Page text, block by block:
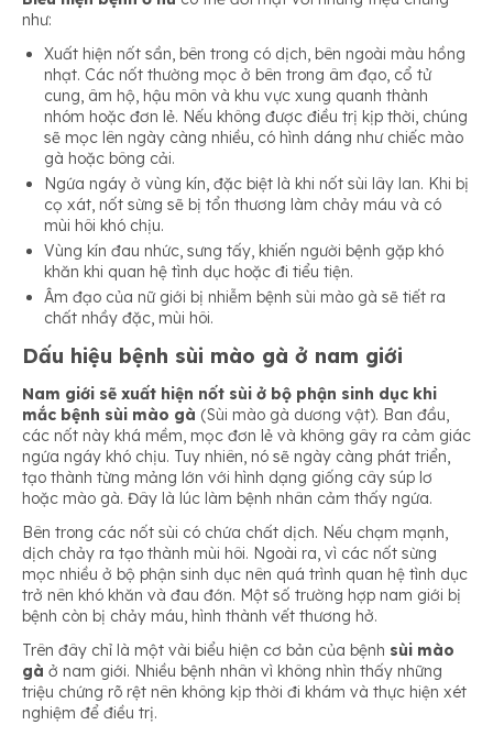
như:
Xuất hiện nốt sần, bên trong có dịch, bên ngoài màu hồng
nhạt. Các nốt thường mọc ở bên trong âm đạo, cổ tử
cung, âm hộ, hậu môn và khu vực xung quanh thành
nhóm hoặc đơn lẻ. Nếu không được điều trị kịp thời, chúng
sẽ mọc lên ngày càng nhiều, có hình dáng như chiếc mào
gà hoặc bông cải.
Ngứa ngáy ở vùng kín, đặc biệt là khi nốt sùi lây lan. Khi bị
cọ xát, nốt sừng sẽ bị tổn thương làm chảy máu và có
mùi hôi khó chịu.
Vùng kín đau nhức, sưng tấy, khiến người bệnh gặp khó
khăn khi quan hệ tình dục hoặc đi tiểu tiện.
Âm đạo của nữ giới bị nhiễm bệnh sùi mào gà sẽ tiết ra
chất nhầy đặc, mùi hôi.
Dấu hiệu bệnh sùi mào gà ở nam giới
Nam giới sẽ xuất hiện nốt sùi ở bộ phận sinh dục khi
mắc bệnh sùi mào gà (Sùi mào gà dương vật). Ban đầu,
các nốt này khá mềm, mọc đơn lẻ và không gây ra cảm giác
ngứa ngáy khó chịu. Tuy nhiên, nó sẽ ngày càng phát triển,
tạo thành từng mảng lớn với hình dạng giống cây súp lơ
hoặc mào gà. Đây là lúc làm bệnh nhân cảm thấy ngứa.
Bên trong các nốt sùi có chứa chất dịch. Nếu chạm mạnh,
dịch chảy ra tạo thành mùi hôi. Ngoài ra, vì các nốt sừng
mọc nhiều ở bộ phận sinh dục nên quá trình quan hệ tình dục
trở nên khó khăn và đau đớn. Một số trường hợp nam giới bị
bệnh còn bị chảy máu, hình thành vết thương hở.
Trên đây chỉ là một vài biểu hiện cơ bản của bệnh sùi mào
gà ở nam giới. Nhiều bệnh nhân vì không nhìn thấy những
triệu chứng rõ rệt nên không kịp thời đi khám và thực hiện xét
nghiệm để điều trị.